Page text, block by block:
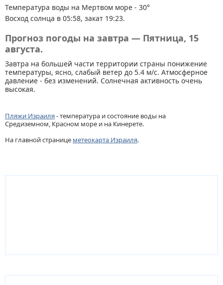
Температура воды на Мертвом море - 30°
Восход солнца в 05:58, закат 19:23.
Прогноз погоды на завтра — Пятница, 15
августа.
Завтра на большей части территории страны понижение
температуры, ясно, слабый ветер до 5.4 м/с. Атмосферное
давление - без изменений. Солнечная активность очень
высокая.
Пляжи Израиля- температура и состояние воды на
Средиземном, Красном море и на Кинерете.
На главной странице метеокарта Израиля.